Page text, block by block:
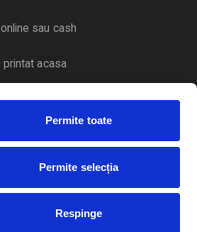
Permite toate
Permite selecția
Respinge
sau cash
printat acasa
prin curier
bilete